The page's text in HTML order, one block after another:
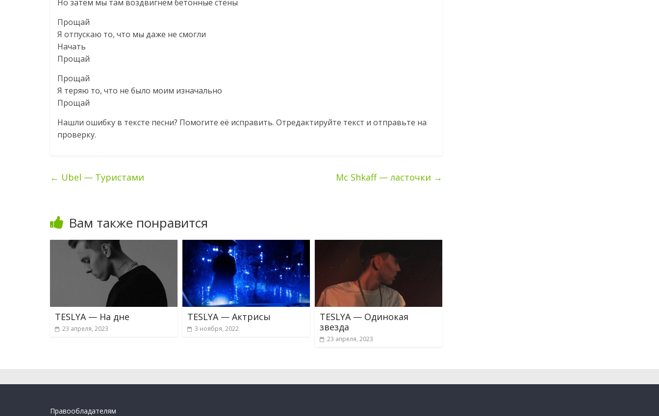
Но затем мы там воздвигнем бетонные стены
Прощай
Я отпускаю то, что мы даже не смогли
Начать
Прощай
Прощай
Я теряю то, что не было моим изначально
Прощай
Нашли ошибку в тексте песни? Помогите еë исправить. Отредактируйте текст и отправьте на
проверку.
← Ubel — Туристами Mc Shkaff — ласточки →
Вам также понравится
TESLYA — На дне
23 апреля, 2023
TESLYA — Актрисы
3 ноября, 2022
TESLYA — Одинокая
звезда
23 апреля, 2023
Правообладателям